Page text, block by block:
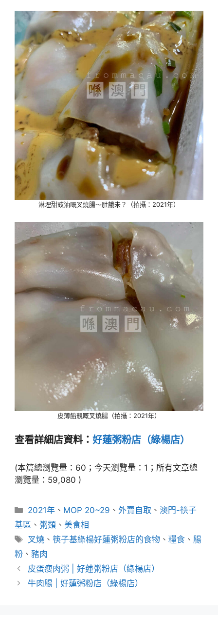
淋埋甜豉油嘅叉燒腸～肚餓未？（拍攝：2021年）
皮薄餡靚嘅叉燒腸（拍攝：2021年）
查看詳細店資料： 好蓮粥粉店（綠楊店）
(本篇總瀏覽量：60；今天瀏覽量：1；所有文章總
瀏覽量：59,080 )
分
類
2021年 、 MOP 20~29 、 外賣自取 、澳門-筷子
基區 、 粥類 、 美食相
標
籤
叉燒 、筷子基綠楊好蓮粥粉店的食物 、糧食 、 腸
粉 、 豬肉
皮蛋瘦肉粥 | 好蓮粥粉店（綠楊店）
牛肉腸 | 好蓮粥粉店（綠楊店）